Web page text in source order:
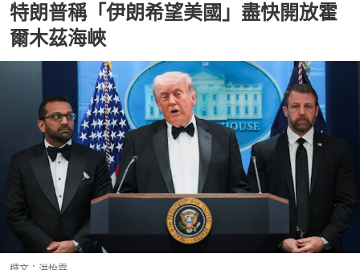
特朗普稱「伊朗希望美國」盡快開放霍
爾木茲海峽